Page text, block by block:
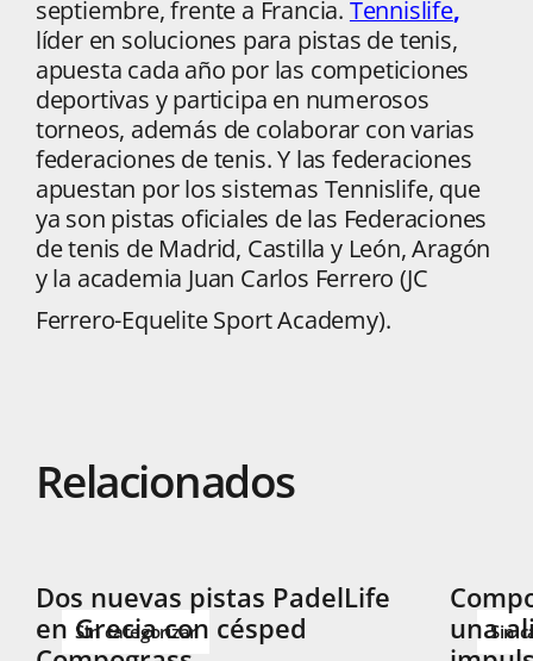
septiembre, frente a Francia. Tennislife,
líder en soluciones para pistas de tenis,
apuesta cada año por las competiciones
deportivas y participa en numerosos
torneos, además de colaborar con varias
federaciones de tenis. Y las federaciones
apuestan por los sistemas Tennislife, que
ya son pistas oficiales de las Federaciones
de tenis de Madrid, Castilla y León, Aragón
y la academia Juan Carlos Ferrero (JC
Ferrero-Equelite Sport Academy).
Relacionados
Sin categorizar
Dos nuevas pistas PadelLife
en Grecia con césped
Sin
una